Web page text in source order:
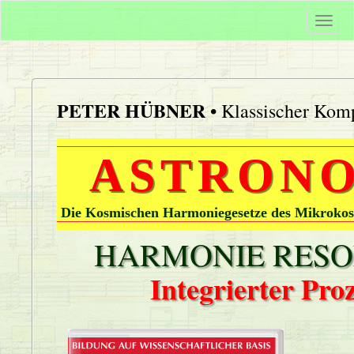
PETER HÜBNER• Klassischer
Die Kosmischen Harmoniegesetze des
HARMONIE
Integrierter